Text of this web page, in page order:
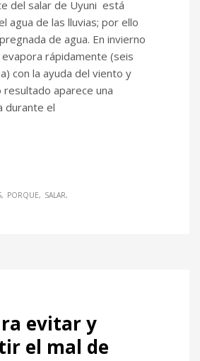
del salar de Uyuni está
agua de las lluvias; por ello
de agua. En invierno
rápidamente (seis
con la ayuda del viento y
resultado aparece una
durante el
PORQUE SALAR
evitar y
el mal de